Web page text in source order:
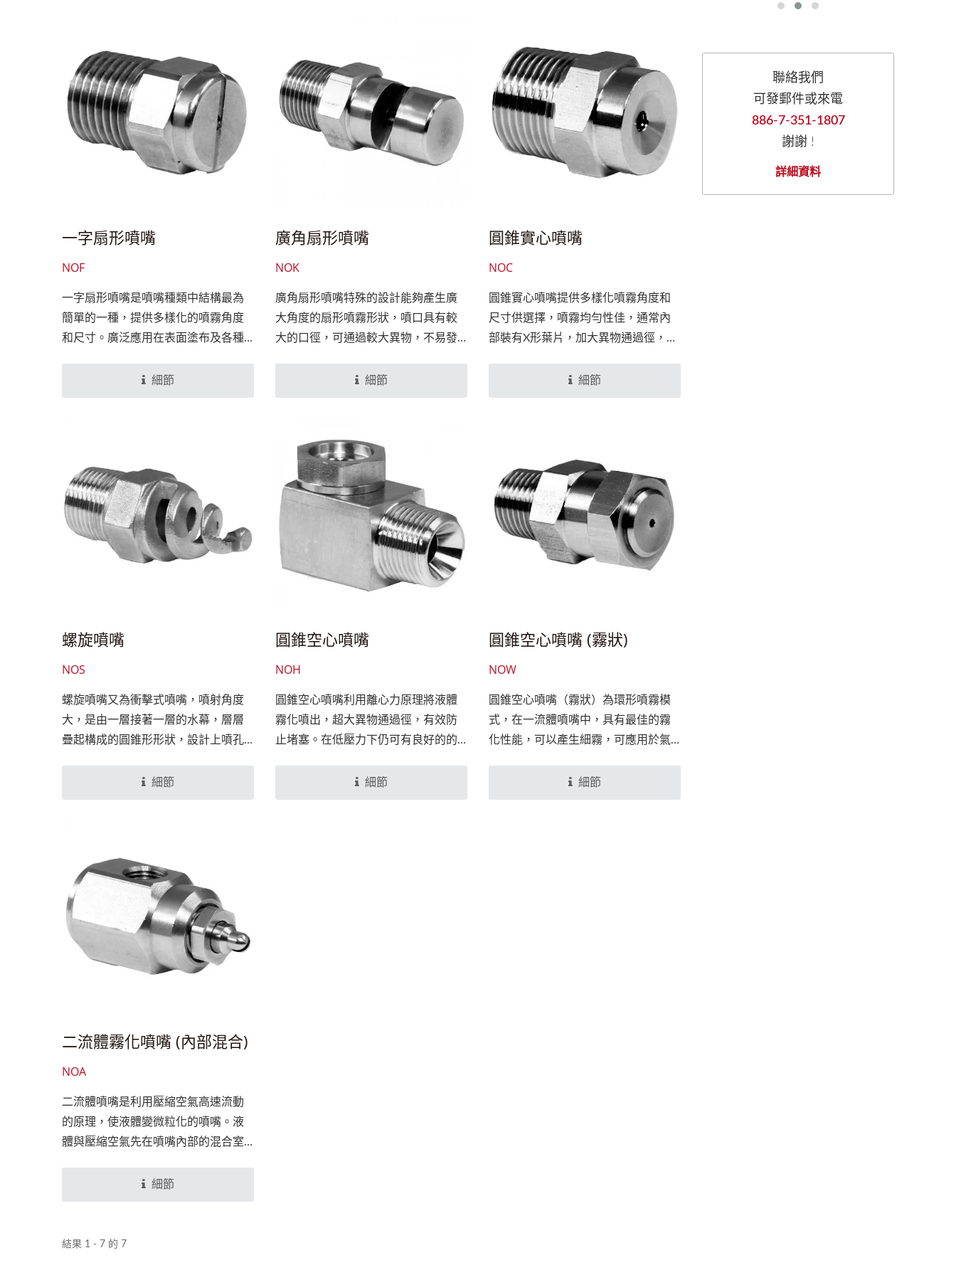
一字扇形噴嘴
NOF
一字扇形噴嘴是噴嘴種類中結構最為
簡單的一種，提供多樣化的噴霧角度
和尺寸。廣泛應用在表面塗布及各種
使用，效果更是良好，常見的典型應
用為隧道式洗車機。
細節
廣角扇形噴嘴
NOK
廣角扇形噴嘴特殊的設計能夠產生廣
大角度的扇形噴霧形狀，噴口具有較
大的口徑，可通過較大異物，不易發
場所，並可在低操作壓力下仍就可發
揮優異的霧化效果。
細節
圓錐實心噴嘴
NOC
圓錐實心噴嘴提供多樣化噴霧角度和
尺寸供選擇，噴霧均勻性佳，通常內
部裝有X形葉片，加大異物通過徑，使
不同作業環境上。常見的典型應用為
隧道式洗車機。
細節
螺旋噴嘴
NOS
螺旋噴嘴又為衝擊式噴嘴，噴射角度
大，是由一層接著一層的水幕，層層
疊起構成的圓錐形形狀，設計上噴孔
用。如濕式廢棄洗滌塔、化學儲槽消
防噴嘴等。對於需要噴灑含有固態物
佳選擇。
細節
圓錐空心噴嘴
NOH
圓錐空心噴嘴利用離心力原理將液體
霧化噴出，超大異物通過徑，有效防
止堵塞。在低壓力下仍可有良好的的
徑，所以經常應用在各種工業廢氣洗
滌與降溫用途中，在氣體冷卻、空氣
細節
圓錐空心噴嘴 (霧狀)
NOW
圓錐空心噴嘴（霧狀）為環形噴霧模
式，在一流體噴嘴中，具有最佳的霧
化性能，可以產生細霧，可應用於氣
細節
二流體霧化噴嘴 (內部混合)
NOA
二流體噴嘴是利用壓縮空氣高速流動
的原理，使液體變微粒化的噴嘴。液
體與壓縮空氣先在噴嘴內部的混合室
形狀是角度20度的扇形霧狀
細節
結果 1 - 7 的 7
聯絡我們
可發郵件或來電
886-7-351-1807
謝謝 !
詳細資料